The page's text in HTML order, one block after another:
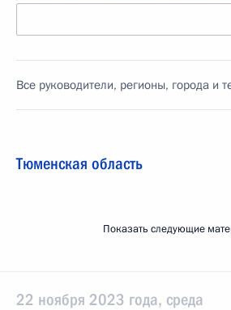
Все руководители, регионы, города и
Тюменская область
Показать следующие
22 ноября 2023 года, среда